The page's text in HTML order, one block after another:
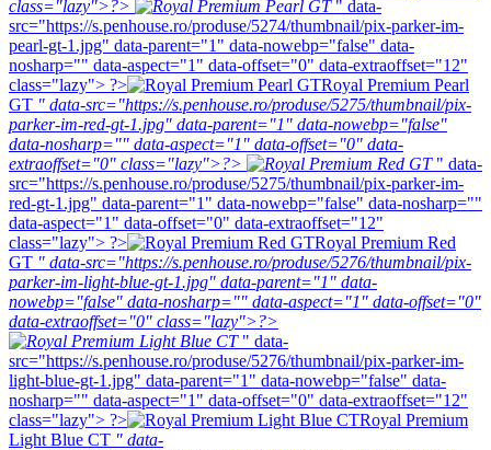
class="lazy">?>
" data-
src="https://s.penhouse.ro/produse/5274/thumbnail/pix-parker-im-
pearl-gt-1.jpg" data-parent="1" data-nowebp="false" data-
nosharp="" data-aspect="1" data-offset="0" data-extraoffset="12"
class="lazy"> ?>
Royal Premium Pearl
GT " data-src="https://s.penhouse.ro/produse/5275/thumbnail/pix-
parker-im-red-gt-1.jpg" data-parent="1" data-nowebp="false"
data-nosharp="" data-aspect="1" data-offset="0" data-
extraoffset="0" class="lazy">?>
" data-
src="https://s.penhouse.ro/produse/5275/thumbnail/pix-parker-im-
red-gt-1.jpg" data-parent="1" data-nowebp="false" data-nosharp=""
data-aspect="1" data-offset="0" data-extraoffset="12"
class="lazy"> ?>
Royal Premium Red
GT " data-src="https://s.penhouse.ro/produse/5276/thumbnail/pix-
parker-im-light-blue-gt-1.jpg" data-parent="1" data-
nowebp="false" data-nosharp="" data-aspect="1" data-offset="0"
data-extraoffset="0" class="lazy">?>
" data-
src="https://s.penhouse.ro/produse/5276/thumbnail/pix-parker-im-
light-blue-gt-1.jpg" data-parent="1" data-nowebp="false" data-
nosharp="" data-aspect="1" data-offset="0" data-extraoffset="12"
class="lazy"> ?>
Royal Premium
Light Blue CT " data-